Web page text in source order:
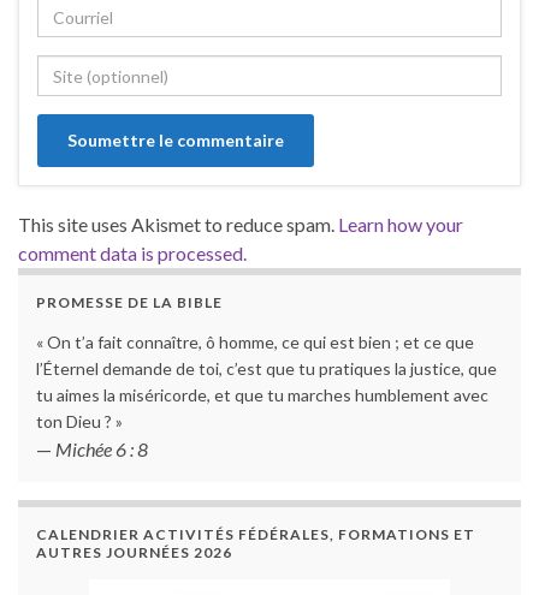
This site uses Akismet to reduce spam. Learn how your
comment data is processed.
PROMESSE DE LA BIBLE
« On t’a fait connaître, ô homme, ce qui est bien ; et ce que
l’Éternel demande de toi, c’est que tu pratiques la justice, que
tu aimes la miséricorde, et que tu marches humblement avec
ton Dieu ? »
— Michée 6 : 8
CALENDRIER ACTIVITÉS FÉDÉRALES, FORMATIONS ET
AUTRES JOURNÉES 2026